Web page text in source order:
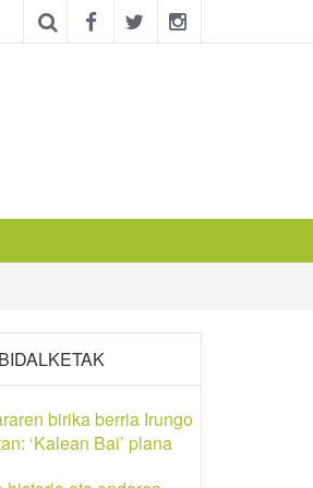
birika berria Irungo
‘Kalean Bai’ plana